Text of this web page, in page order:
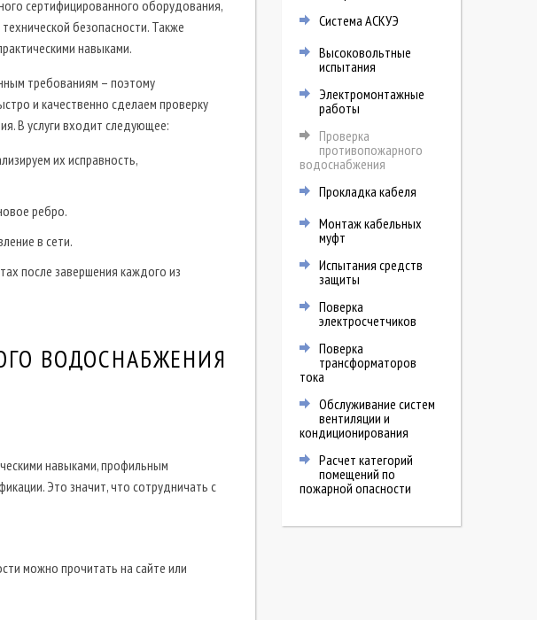
сертифицированного оборудования,
безопасности. Также
навыками.
требованиям – поэтому
и качественно сделаем проверку
В услуги входит следующее:
их исправность,
ребро.
в сети.
после завершения каждого из
ВОДОСНАБЖЕНИЯ
навыками, профильным
Это значит, что сотрудничать с
можно прочитать на сайте или
Система АСКУЭ
Высоковольтные
испытания
Электромонтажные
работы
Проверка
противопожарного
водоснабжения
Прокладка кабеля
Монтаж кабельных
муфт
Испытания средств
защиты
Поверка
электросчетчиков
Поверка
трансформаторов
тока
Обслуживание систем
вентиляции и
кондиционирования
Расчет категорий
помещений по
пожарной опасности